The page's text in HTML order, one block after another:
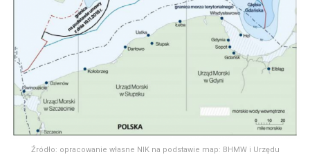
Źródło: opracowanie własne NIK na podstawie map: BHMW i Urzędu